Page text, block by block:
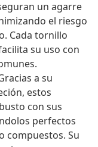
un agarre
el riesgo
Cada tornillo
su uso con
a su
estos
con sus
perfectos
compuestos. Su